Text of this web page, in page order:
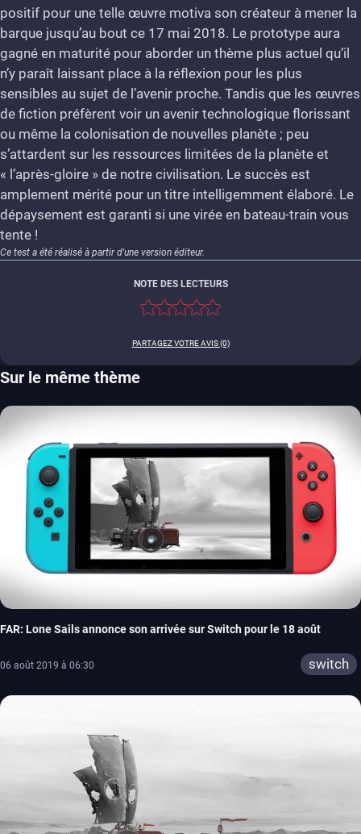
positif pour une telle œuvre motiva son créateur à mener la
barque jusqu’au bout ce 17 mai 2018. Le prototype aura
gagné en maturité pour aborder un thème plus actuel qu’il
n’y paraît laissant place à la réflexion pour les plus
sensibles au sujet de l’avenir proche. Tandis que les œuvres
de fiction préfèrent voir un avenir technologique florissant
ou même la colonisation de nouvelles planète ; peu
s’attardent sur les ressources limitées de la planète et
« l’après-gloire » de notre civilisation. Le succès est
amplement mérité pour un titre intelligemment élaboré. Le
dépaysement est garanti si une virée en bateau-train vous
tente !
Ce test a été réalisé à partir d'une version éditeur.
NOTE DES LECTEURS
PARTAGEZ VOTRE AVIS (0)
Sur le même thème
FAR: Lone Sails annonce son arrivée sur Switch pour le 18 août
06 août 2019 à 06:30 switch